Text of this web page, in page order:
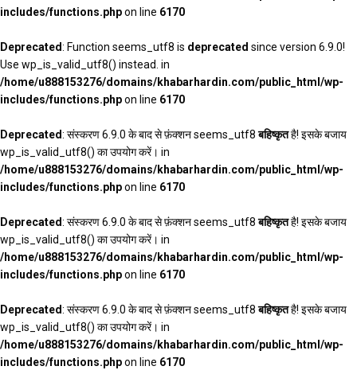
includes/functions.phpon line 6170
Deprecated: Function seems_utf8 is deprecated since version 6.9.0!
Use wp_is_valid_utf8() instead. in
/home/u888153276/domains/khabarhardin.com/public_html/wp-
includes/functions.phpon line 6170
Deprecated: संस्करण 6.9.0 के बाद से फ़ंक्शन seems_utf8बहिष्कृतहै! इसके बजाय
wp_is_valid_utf8() का उपयोग करें। in
/home/u888153276/domains/khabarhardin.com/public_html/wp-
includes/functions.phpon line 6170
Deprecated: संस्करण 6.9.0 के बाद से फ़ंक्शन seems_utf8बहिष्कृतहै! इसके बजाय
wp_is_valid_utf8() का उपयोग करें। in
/home/u888153276/domains/khabarhardin.com/public_html/wp-
includes/functions.phpon line 6170
Deprecated: संस्करण 6.9.0 के बाद से फ़ंक्शन seems_utf8बहिष्कृतहै! इसके बजाय
wp_is_valid_utf8() का उपयोग करें। in
/home/u888153276/domains/khabarhardin.com/public_html/wp-
includes/functions.phpon line 6170